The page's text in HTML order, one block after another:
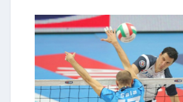
LIBRI